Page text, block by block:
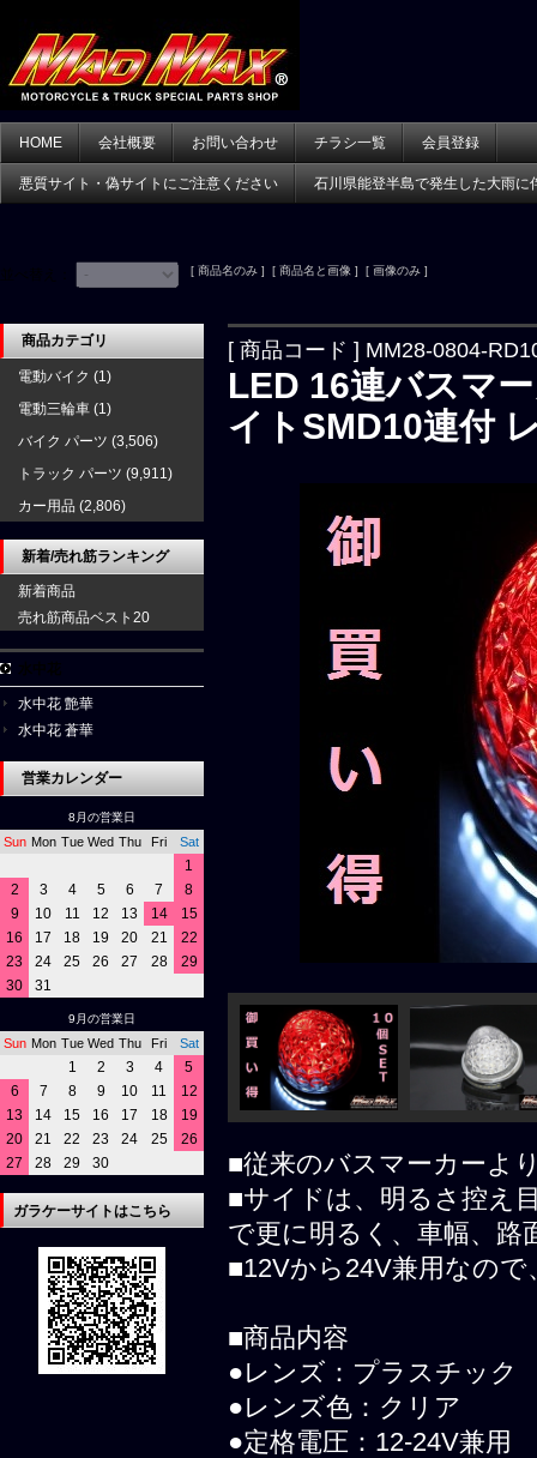
HOME 会社概要 お問い合わせ チラシ一覧 会員登録
悪質サイト・偽サイトにご注意ください 石川県能登半島で発生した大雨に
[ 商品名のみ ] [ 商品名と画像 ] [ 画像のみ ]
[ 商品コード ] MM28-0804-
LED 16連バスマ
イトSMD10連付
■従来のバスマーカーよ
■サイドは、明るさ控え
で更に明るく、車幅、
■12Vから24V兼用なの
■商品内容
●レンズ：プラスチック
●レンズ色：クリア
●定格電圧：12-24V兼用
商品カテゴリ
電動バイク (1)
電動三輪車 (1)
バイク パーツ (3,506)
トラック パーツ (9,911)
カー用品 (2,806)
新着/売れ筋ランキング
新着商品
売れ筋商品ベスト20
水中花 艶華
水中花 蒼華
営業カレンダー
8月の営業日
Sun Mon Tue Wed Thu Fri Sat
1
2
3 4 5 6 7
8
9
10 11 12 13 14
15
16
17 18 19 20 21
22
23
24 25 26 27 28
29
30
31
9月の営業日
Sun Mon Tue Wed Thu Fri Sat
1 2 3 4
5
6
7 8 9 10 11
12
13
14 15 16 17 18
19
20
21 22 23 24 25
26
27
28 29 30
ガラケーサイトはこちら